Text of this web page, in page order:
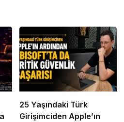
25 Yaşındaki Türk
Girişimciden Apple’ın